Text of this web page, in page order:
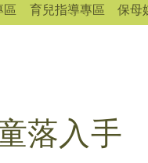
區 育兒指導專區 保母
落入手